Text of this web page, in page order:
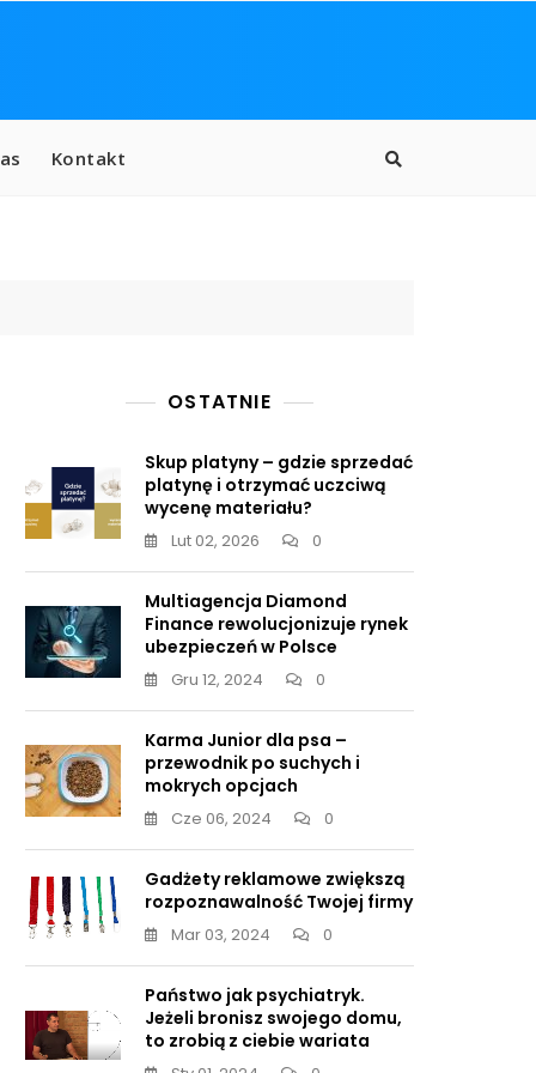
Kontakt
OSTATNIE
Skup platyny – gdzie sprzedać
platynę i otrzymać uczciwą
wycenę materiału?
Lut 02, 2026 0
Multiagencja Diamond
Finance rewolucjonizuje rynek
ubezpieczeń w Polsce
Gru 12, 2024 0
Karma Junior dla psa –
przewodnik po suchych i
mokrych opcjach
Cze 06, 2024 0
Gadżety reklamowe zwiększą
rozpoznawalność Twojej firmy
Mar 03, 2024 0
Państwo jak psychiatryk.
Jeżeli bronisz swojego domu,
to zrobią z ciebie wariata